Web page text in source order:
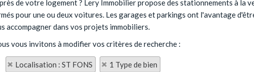
de votre logement ? Lery Immobilier propose des stationnements à la
pour une ou deux voitures. Les garages et parkings ont l'avantage
accompagner dans vos projets immobiliers.
vous invitons à modifier vos critères de recherche :
Localisation : ST FONS 1 Type de bien